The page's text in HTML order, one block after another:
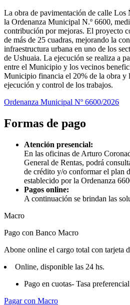
La obra de pavimentación de calle Los
la Ordenanza Municipal N.º 6600,
contribución por mejoras. El proyecto
de más de 25 cuadras, mejorando la
infraestructura urbana en uno de los
de Ushuaia. La ejecución se realiza a
entre el Municipio y los vecinos
Municipio financia el 20% de la obra y
ejecución y control de los trabajos.
Ordenanza Municipal Nº 6600/2026
Formas de pago
Atención presencial:
En las oficinas de Arturo
General de Rentas, podrá
de crédito y/o conformar el plan
establecido por la Ordenanza
Pagos online:
A continuación se brindan las
Macro
Pago con Banco Macro
Abone online el cargo total con tarjeta
Online, disponible las 24 hs.
Pago en cuotas- Tasa
Pagar con Macro